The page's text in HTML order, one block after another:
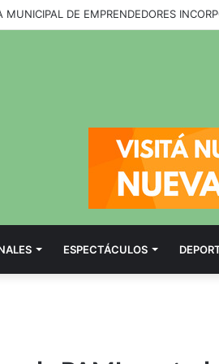
ESPECTÁCULOS